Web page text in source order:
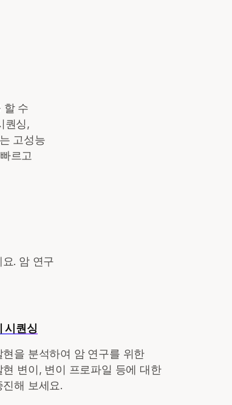
할 수
퀀싱,
고성능
르고
. 암 연구
시퀀싱
현을 분석하여 암 연구를 위한
현 변이, 변이 프로파일 등에 대한
해 보세요.